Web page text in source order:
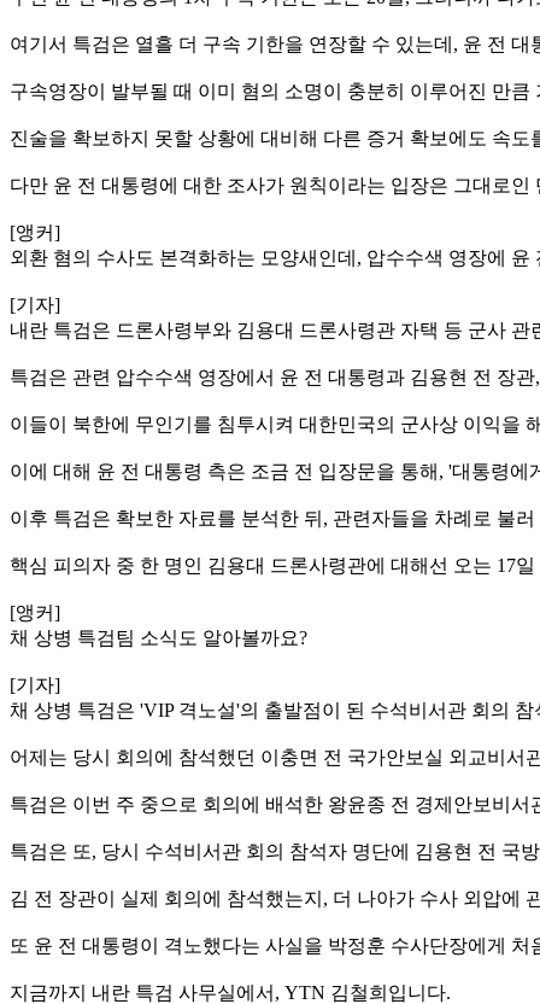
여기서 특검은 열흘 더 구속 기한을 연장할 수 있는데, 윤 전
구속영장이 발부될 때 이미 혐의 소명이 충분히 이루어진 만
진술을 확보하지 못할 상황에 대비해 다른 증거 확보에도 속도
다만 윤 전 대통령에 대한 조사가 원칙이라는 입장은 그대로
[앵커]
외환 혐의 수사도 본격화하는 모양새인데, 압수수색 영장에
[기자]
내란 특검은 드론사령부와 김용대 드론사령관 자택 등 군사
특검은 관련 압수수색 영장에서 윤 전 대통령과 김용현 전 장
이들이 북한에 무인기를 침투시켜 대한민국의 군사상 이익을
이에 대해 윤 전 대통령 측은 조금 전 입장문을 통해, '대통령
이후 특검은 확보한 자료를 분석한 뒤, 관련자들을 차례로 불
핵심 피의자 중 한 명인 김용대 드론사령관에 대해선 오는 17
[앵커]
채 상병 특검팀 소식도 알아볼까요?
[기자]
채 상병 특검은 'VIP 격노설'의 출발점이 된 수석비서관 회의
어제는 당시 회의에 참석했던 이충면 전 국가안보실 외교비서
특검은 이번 주 중으로 회의에 배석한 왕윤종 전 경제안보비
특검은 또, 당시 수석비서관 회의 참석자 명단에 김용현 전 국
김 전 장관이 실제 회의에 참석했는지, 더 나아가 수사 외압에
또 윤 전 대통령이 격노했다는 사실을 박정훈 수사단장에게
지금까지 내란 특검 사무실에서, YTN 김철희입니다.